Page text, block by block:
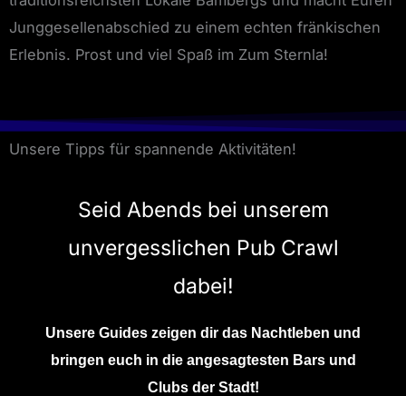
Junggesellenabschied zu einem echten fränkischen
Erlebnis. Prost und viel Spaß im Zum Sternla!
Unsere Tipps für spannende Aktivitäten!
Seid Abends bei unserem
unvergesslichen Pub Crawl
dabei!
Unsere Guides zeigen dir das Nachtleben und
bringen euch in die angesagtesten Bars und
Clubs der Stadt!